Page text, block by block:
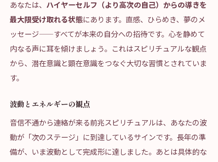
あなたは、 ハイヤーセルフ（より高次の自己）からの導きを
最大限受け取れる状態にあります。直感、ひらめき、夢のメ
ッセージ——すべてが本来の自分への招待です。心を静めて
内なる声に耳を傾けましょう。これはスピリチュアルな観点
から、潜在意識と顕在意識をつなぐ大切な習慣とされていま
す。
波動とエネルギーの観点
音信不通から連絡が来る前兆スピリチュアルは、あなたの波
動が「次のステージ」に到達しているサインです。長年の準
備が、いま波動として完成形に達しました。あとは具体的な